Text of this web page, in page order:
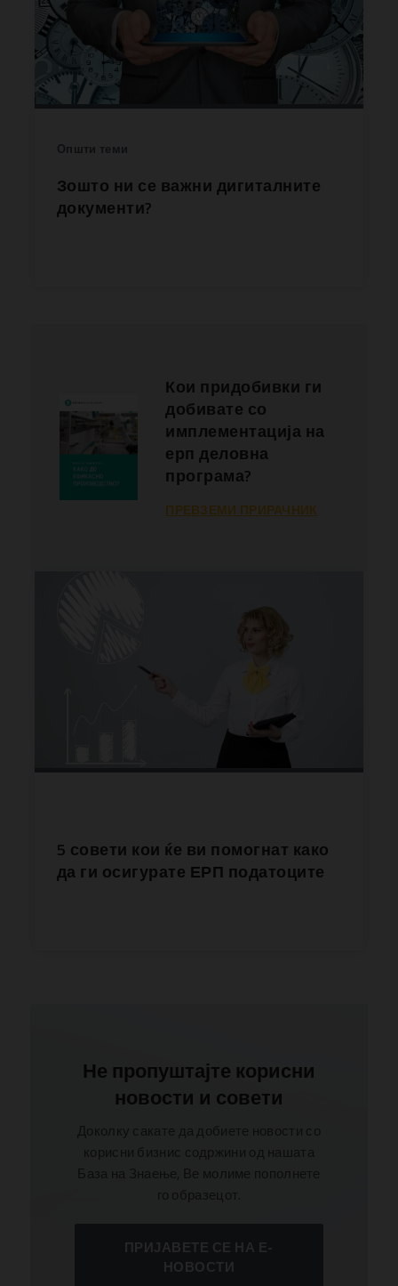
Општи теми
Зошто ни се важни дигиталните
документи?
Кои придобивки ги
добивате со
имплементација на
ерп деловна
програма?
ПРЕВЗЕМИ ПРИРАЧНИК
5 совети кои ќе ви помогнат како
да ги осигурате ЕРП податоците
Не пропуштајте корисни
новости и совети
ПРИЈАВЕТЕ СЕ НА Е-
НОВОСТИ